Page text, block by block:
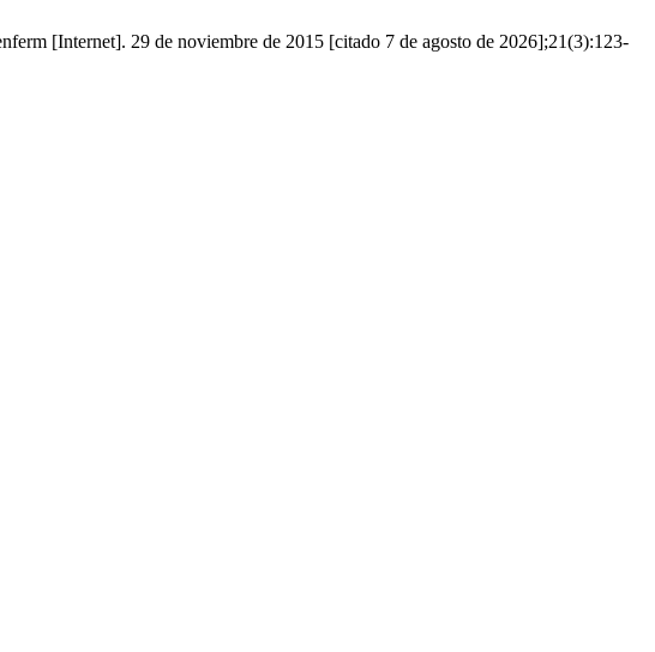
[Internet]. 29 de noviembre de 2015 [citado 7 de agosto de 2026];21(3):123-